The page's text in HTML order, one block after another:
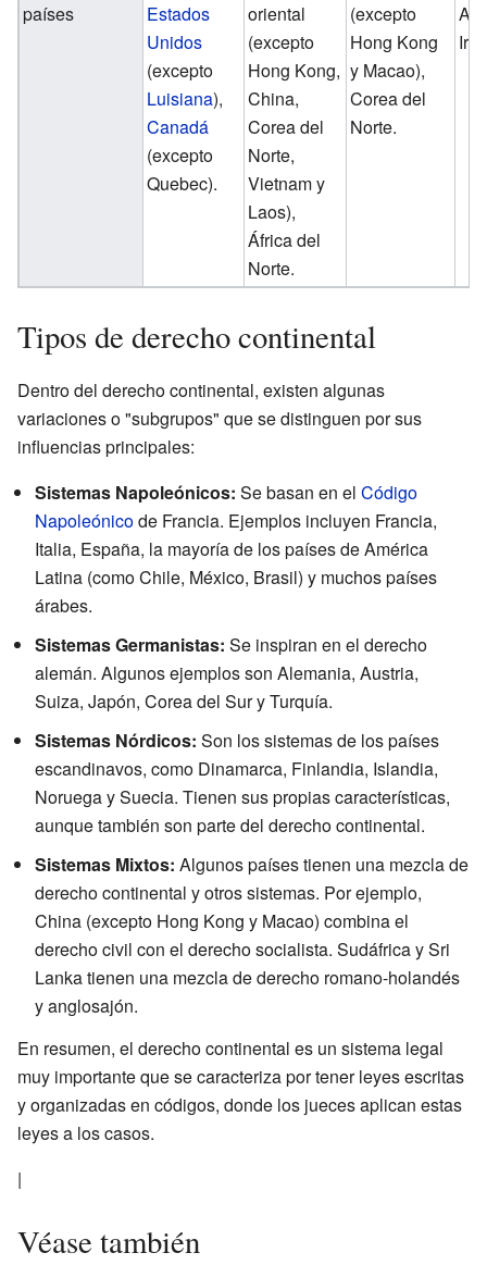
países
Estados
Unidos
(excepto
Luisiana),
Canadá
(excepto
Quebec).
oriental
(excepto
Hong Kong,
China,
Corea del
Norte,
Vietnam y
Laos),
África del
Norte.
(excepto
Hong Kong
y Macao),
Corea del
Norte.
Tipos de derecho continental
Dentro del derecho continental, existen algunas
variaciones o "subgrupos" que se distinguen por sus
influencias principales:
Sistemas Napoleónicos: Se basan en el Código
Napoleónicode Francia. Ejemplos incluyen Francia,
Italia, España, la mayoría de los países de América
Latina (como Chile, México, Brasil) y muchos países
árabes.
Sistemas Germanistas: Se inspiran en el derecho
alemán. Algunos ejemplos son Alemania, Austria,
Suiza, Japón, Corea del Sur y Turquía.
Sistemas Nórdicos: Son los sistemas de los países
escandinavos, como Dinamarca, Finlandia, Islandia,
Noruega y Suecia. Tienen sus propias características,
aunque también son parte del derecho continental.
Sistemas Mixtos: Algunos países tienen una mezcla de
derecho continental y otros sistemas. Por ejemplo,
China (excepto Hong Kong y Macao) combina el
derecho civil con el derecho socialista. Sudáfrica y Sri
Lanka tienen una mezcla de derecho romano-holandés
y anglosajón.
En resumen, el derecho continental es un sistema legal
muy importante que se caracteriza por tener leyes escritas
y organizadas en códigos, donde los jueces aplican estas
leyes a los casos.
|
Véase también